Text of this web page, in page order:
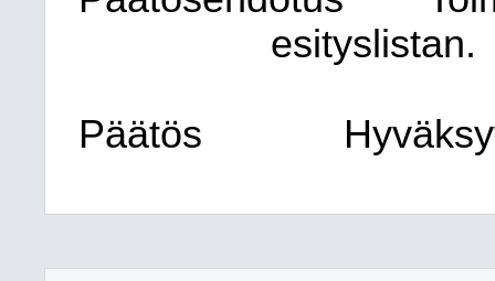
esityslistan.
Päätös